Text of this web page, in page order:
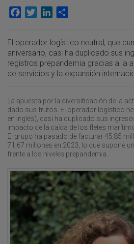
Facebook
TwitterLinkedIn
El operador logístico neutral, que
aniversario, casi ha duplicado sus
registros prepandemia gracias a la
de servicios y la expansión
La apuesta por la diversificación de la
dado sus frutos. El operador logístico
en inglés), casi ha duplicado sus
impacto de la caída de los fletes
El grupo ha pasado de facturar 45,85
71,67 millones en 2023, lo que supone
frente a los niveles prepandemia.